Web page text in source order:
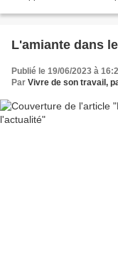
L'amiante dans
Publié le 19/06/2023 à
Par Vivre de son travail,